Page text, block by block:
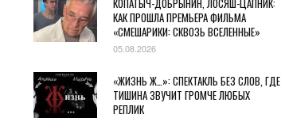
КОПАТЫЧ-ДОБРЫНИН, ЛОСЯШ-ЦАПНИК:
КАК ПРОШЛА ПРЕМЬЕРА ФИЛЬМА
«СМЕШАРИКИ: СКВОЗЬ ВСЕЛЕННЫЕ»
05.08.2026
«ЖИЗНЬ Ж…»: СПЕКТАКЛЬ БЕЗ СЛОВ, ГДЕ
ТИШИНА ЗВУЧИТ ГРОМЧЕ ЛЮБЫХ
РЕПЛИК